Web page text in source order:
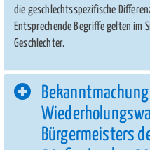
die geschlechtsspezifische
Entsprechende Begriffe gelten im
Geschlechter.
Bürgermeisters